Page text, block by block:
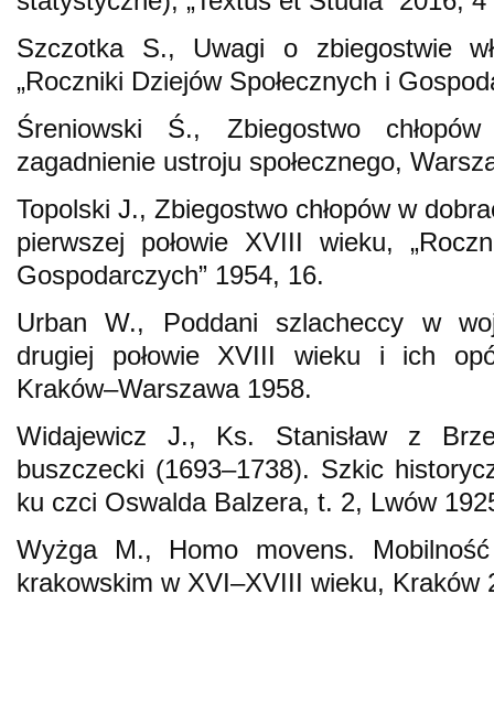
Szczotka S., Uwagi o zbiegostwie
„Roczniki Dziejów Społecznych i
Śreniowski Ś., Zbiegostwo
zagadnienie ustroju społecznego,
Topolski J., Zbiegostwo chłopów w
pierwszej połowie XVIII wieku,
Gospodarczych” 1954, 16.
Urban W., Poddani szlacheccy w
drugiej połowie XVIII wieku i ich
Kraków–Warszawa 1958.
Widajewicz J., Ks. Stanisław z
buszczecki (1693–1738). Szkic
ku czci Oswalda Balzera, t. 2, Lwów
Wyżga M., Homo movens.
krakowskim w XVI–XVIII wieku, Kraków